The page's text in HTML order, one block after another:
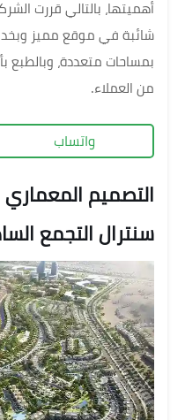
أهميتها، بالتالي قررت
شائبة في موقع مميز
بمساحات متعددة، وبالطبع
من العملاء.
واتساب
التصميم
سنترال التجمع